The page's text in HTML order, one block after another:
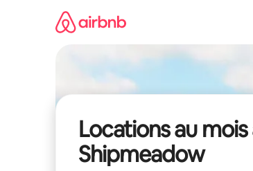
Locations au mois
Shipmeadow